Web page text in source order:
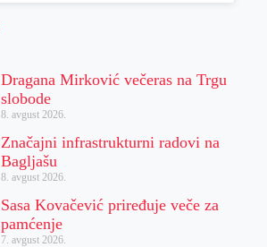
Dragana Mirković večeras na Trgu
slobode
8. avgust 2026.
Značajni infrastrukturni radovi na
Bagljašu
8. avgust 2026.
Sasa Kovačević priređuje veče za
pamćenje
7. avgust 2026.